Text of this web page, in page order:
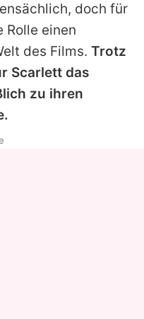
doch für
Rolle einen
des Films. Trotz
Scarlett das
zu ihren